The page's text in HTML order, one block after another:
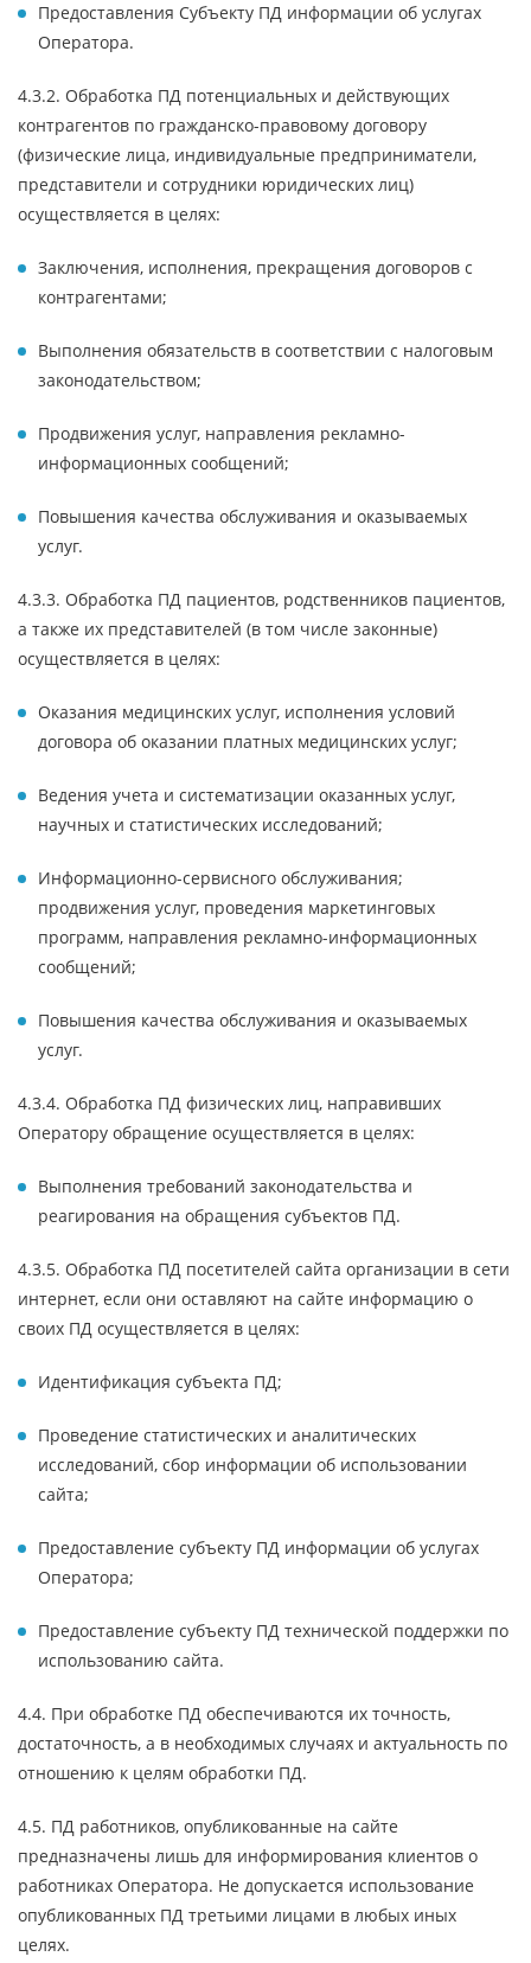
Предоставления Субъекту ПД информации об услугах
Оператора.
4.3.2. Обработка ПД потенциальных и действующих
контрагентов по гражданско-правовому договору
(физические лица, индивидуальные предприниматели,
представители и сотрудники юридических лиц)
осуществляется в целях:
Заключения, исполнения, прекращения договоров с
контрагентами;
Выполнения обязательств в соответствии с налоговым
законодательством;
Продвижения услуг, направления рекламно-
информационных сообщений;
Повышения качества обслуживания и оказываемых
услуг.
4.3.3. Обработка ПД пациентов, родственников пациентов,
а также их представителей (в том числе законные)
осуществляется в целях:
Оказания медицинских услуг, исполнения условий
договора об оказании платных медицинских услуг;
Ведения учета и систематизации оказанных услуг,
научных и статистических исследований;
Информационно-сервисного обслуживания;
продвижения услуг, проведения маркетинговых
программ, направления рекламно-информационных
сообщений;
Повышения качества обслуживания и оказываемых
услуг.
4.3.4. Обработка ПД физических лиц, направивших
Оператору обращение осуществляется в целях:
Выполнения требований законодательства и
реагирования на обращения субъектов ПД.
4.3.5. Обработка ПД посетителей сайта организации в сети
интернет, если они оставляют на сайте информацию о
своих ПД осуществляется в целях:
Идентификация субъекта ПД;
Проведение статистических и аналитических
исследований, сбор информации об использовании
сайта;
Предоставление субъекту ПД информации об услугах
Оператора;
Предоставление субъекту ПД технической поддержки по
использованию сайта.
4.4. При обработке ПД обеспечиваются их точность,
достаточность, а в необходимых случаях и актуальность по
отношению к целям обработки ПД.
4.5. ПД работников, опубликованные на сайте
предназначены лишь для информирования клиентов о
работниках Оператора. Не допускается использование
опубликованных ПД третьими лицами в любых иных
целях.